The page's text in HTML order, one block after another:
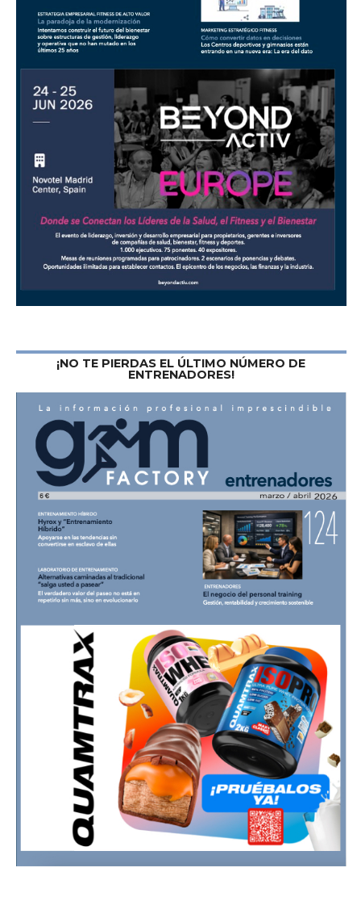
¡NO TE PIERDAS EL ÚLTIMO NÚMERO DE
ENTRENADORES!